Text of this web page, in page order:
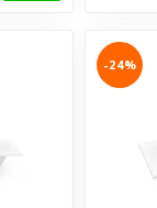
-24%